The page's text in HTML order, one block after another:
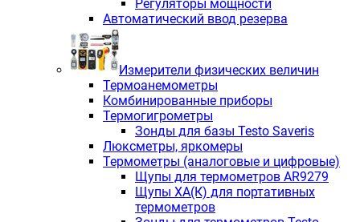
Регуляторы мощности
Автоматический ввод резерва
Измерители физических величин
Термоанемометры
Комбинированные приборы
Термогигрометры
Зонды для базы Testo Saveris
Люксметры, яркомеры
Термометры (аналоговые и цифровые)
Щупы для термометров AR9279
Щупы ХА(К) для портативных
термометров